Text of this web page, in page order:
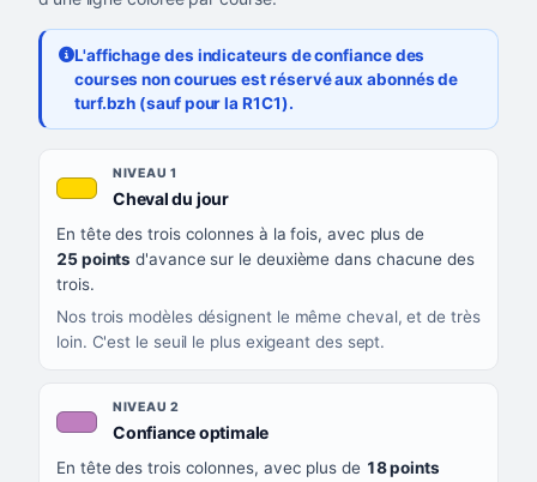
L'affichage des indicateurs de confiance des
courses non courues est réservé aux abonnés de
turf.bzh (sauf pour la R1C1).
QUAND LA LIGNE PREND CETTE COULEUR
CE QUE CELA VOUS DIT
NIVEAU 1
Cheval du jour, couleur jaune or
En tête des trois colonnes à la fois, avec plus de
25 points d'avance sur le deuxième dans chacune des
trois.
Nos trois modèles désignent le même cheval, et de très
loin. C'est le seuil le plus exigeant des sept.
NIVEAU 2
Confiance optimale, couleur mauve
En tête des trois colonnes, avec plus de 18 points